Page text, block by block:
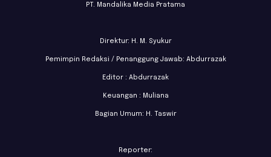
PT. Mandalika Media Pratama
Direktur: H. M. Syukur
Pemimpin Redaksi / Penanggung Jawab: Abdurrazak
Editor : Abdurrazak
Keuangan : Muliana
Bagian Umum: H. Taswir
Reporter: